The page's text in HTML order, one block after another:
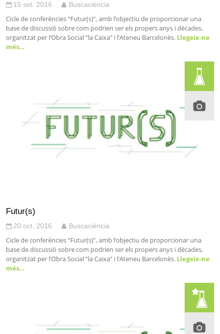
15 set. 2016 Buscaciència
Cicle de conferències “Futur(s)”, amb l’objectiu de proporcionar una
base de discussió sobre com podrien ser els propers anys i dècades,
organitzat per l’Obra Social “la Caixa” i l’Ateneu Barcelonès. Llegeix-ne
més…
Futur(s)
20 oct. 2016 Buscaciència
Cicle de conferències “Futur(s)”, amb l’objectiu de proporcionar una
base de discussió sobre com podrien ser els propers anys i dècades,
organitzat per l’Obra Social “la Caixa” i l’Ateneu Barcelonès. Llegeix-ne
més…